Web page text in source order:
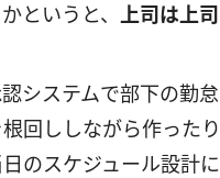
というと、 上司は上
システムで部下の勤
回ししながら作った
のスケジュール設計